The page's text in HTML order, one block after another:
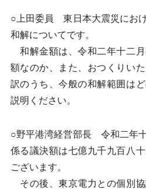
○上田委員 東日本大震災にお
和解についてです。
和解金額は、令和二年十二
額なのか、また、おつくりい
訳のうち、今般の和解範囲は
説明ください。
○野平港湾経営部長 令和二年
係る議決額は七億九千九百八
ございます。
その後、東京電力との個別